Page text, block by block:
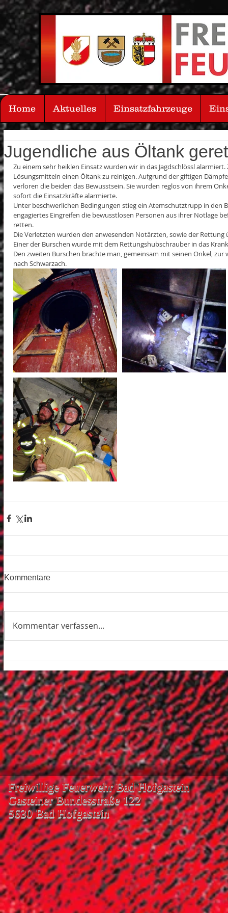
Jugendliche aus Öltank
Zu einem sehr heiklen Einsatz wurden wir in das Jagdschlössl
Lösungsmitteln einen Öltank zu reinigen. Aufgrund der giftigen
verloren die beiden das Bewusstsein. Sie wurden reglos von ihrem
sofort die Einsatzkräfte alarmierte.
Unter beschwerlichen Bedingungen stieg ein Atemschutztrupp in den
engagiertes Eingreifen die bewusstlosen Personen aus ihrer Notlage
retten.
Die Verletzten wurden den anwesenden Notärzten, sowie der Rettung
Einer der Burschen wurde mit dem Rettungshubschrauber in das
Den zweiten Burschen brachte man, gemeinsam mit seinen Onkel,
nach Schwarzach.
Kommentare
Kommentar verfassen...
Home Aktuelles Einsatzfahrzeuge
Freiwillige Feuerwehr Bad Hofgastein
Gasteiner Bundesstraße 122
5630 Bad Hofgastein